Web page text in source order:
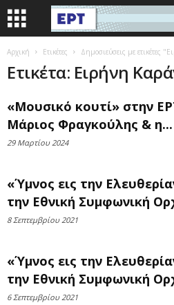
Αρχική Ετικέτες Δημοσιεύσεις με ετικέτες
Ετικέτα: Ειρήνη
«Μουσικό κουτί» στην
Μάριος Φραγκούλης & η...
29 Μαρτίου 2024
«Ύμνος εις την
την Εθνική Συμφωνική
8 Σεπτεμβρίου 2021
«Ύμνος εις την
την Εθνική Συμφωνική
6 Σεπτεμβρίου 2021